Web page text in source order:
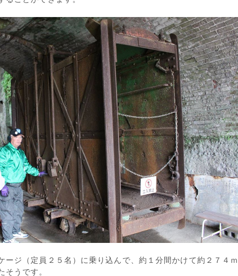
ージ（定員２５名）に乗り込んで、約１分間かけて約２７４ｍ
そうです。